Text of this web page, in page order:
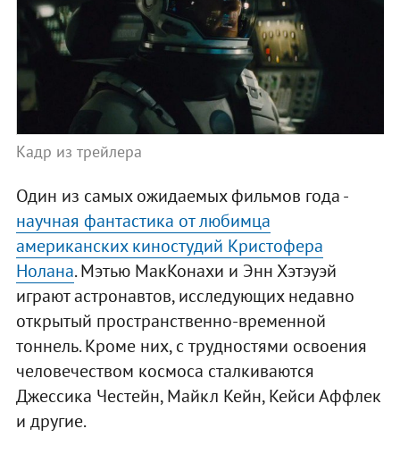
Кадр из трейлера
Один из самых ожидаемых фильмов года -
научная фантастика от любимца
американских киностудий Кристофера
Нолана. Мэтью МакКонахи и Энн Хэтэуэй
играют астронавтов, исследующих недавно
открытый пространственно-временной
тоннель. Кроме них, с трудностями освоения
человечеством космоса сталкиваются
Джессика Честейн, Майкл Кейн, Кейси Аффлек
и другие.